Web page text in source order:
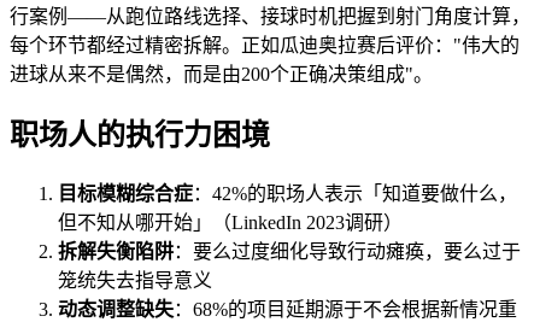
行案例——从跑位路线选择、接球时机把握到射门角度计算，
每个环节都经过精密拆解。正如瓜迪奥拉赛后评价："伟大的
进球从来不是偶然，而是由200个正确决策组成"。
职场人的执行力困境
目标模糊综合症：42%的职场人表示「知道要做什么，
但不知从哪开始」（LinkedIn 2023调研）
拆解失衡陷阱：要么过度细化导致行动瘫痪，要么过于
笼统失去指导意义
动态调整缺失：68%的项目延期源于不会根据新情况重